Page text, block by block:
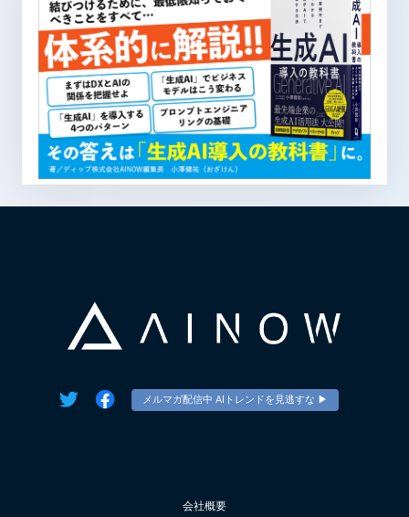
メルマガ配信中 AIトレンドを見逃すな ▶︎
会社概要